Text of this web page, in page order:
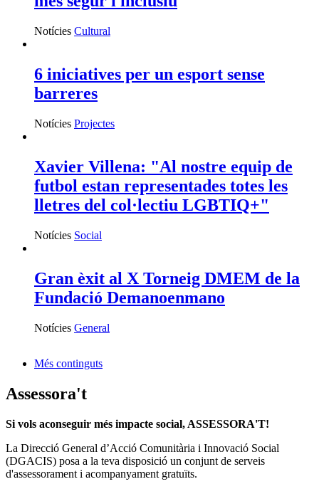
Notícies Cultural
6 iniciatives per un esport sense
barreres
Notícies Projectes
Xavier Villena: "Al nostre equip de
futbol estan representades totes les
lletres del col·lectiu LGBTIQ+"
Notícies Social
Gran èxit al X Torneig DMEM de la
Fundació Demanoenmano
Notícies General
Més continguts
Assessora't
Si vols aconseguir més impacte social, ASSESSORA'T!
La Direcció General d’Acció Comunitària i Innovació Social
(DGACIS) posa a la teva disposició un conjunt de serveis
d'assessorament i acompanyament gratuïts.